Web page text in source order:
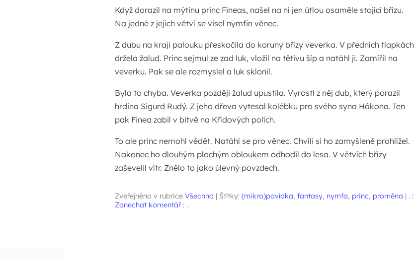
Když dorazil na mýtinu princ Fineas, našel na ní jen útlou osaměle stojící břízu.
Na jedné z jejích větví se visel nymfin věnec.
Z dubu na kraji palouku přeskočila do koruny břízy veverka. V předních tlapkách
držela žalud. Princ sejmul ze zad luk, vložil na tětivu šíp a natáhl ji. Zamířil na
veverku. Pak se ale rozmyslel a luk sklonil.
Byla to chyba. Veverka později žalud upustila. Vyrostl z něj dub, který porazil
hrdina Sigurd Rudý. Z jeho dřeva vytesal kolébku pro svého syna Hákona. Ten
pak Finea zabil v bitvě na Křídových polích.
To ale princ nemohl vědět. Natáhl se pro věnec. Chvíli si ho zamyšleně prohlížel.
Nakonec ho dlouhým plochým obloukem odhodil do lesa. V větvích břízy
zaševelil vítr. Znělo to jako úlevný povzdech.
Zveřejněno v rubrice Všechno | Štítky: (mikro)povídka, fantasy, nymfa, princ, proměna | . :
Zanechat komentář : .